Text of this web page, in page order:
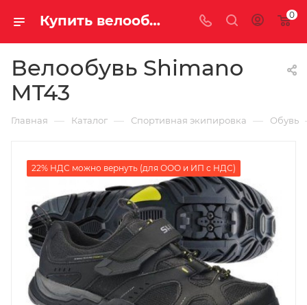
Купить велообувь shimano mt43 у официального дилера за 4250.00000000 рублей 0
Велообувь Shimano
MT43
Главная — Каталог — Спортивная экипировка — Обувь
22% НДС можно вернуть (для ООО и ИП с НДС)